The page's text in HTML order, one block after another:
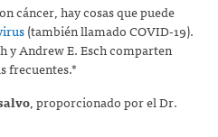
cáncer, hay cosas que puede
(también llamado COVID-19).
y Andrew E. Esch comparten
frecuentes.*
,proporcionado por el Dr.